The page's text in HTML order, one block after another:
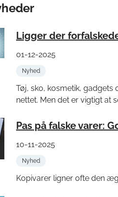
Ligger der
01-12-2025
Nyhed
Tøj, sko, kosmetik,
nettet. Men det er vigtigt at
Pas på falske varer:
10-11-2025
Nyhed
Kopivarer ligner ofte den